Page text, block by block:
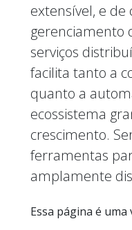
extensível, e de
gerenciamento
serviços
facilita tanto a
quanto a
ecossistema
crescimento.
ferramentas
amplamente
Essa página é